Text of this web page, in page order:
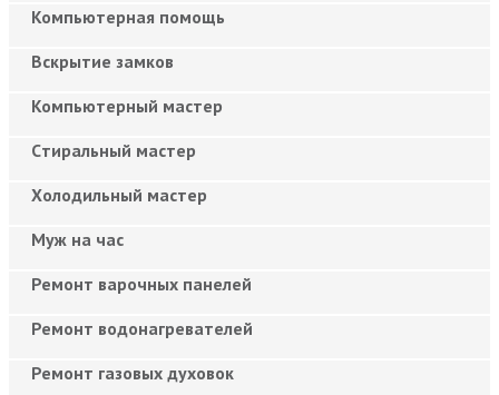
Компьютерная помощь
Вскрытие замков
Компьютерный мастер
Cтиральный мастер
Холодильный мастер
Муж на час
Ремонт варочных панелей
Ремонт водонагревателей
Ремонт газовых духовок